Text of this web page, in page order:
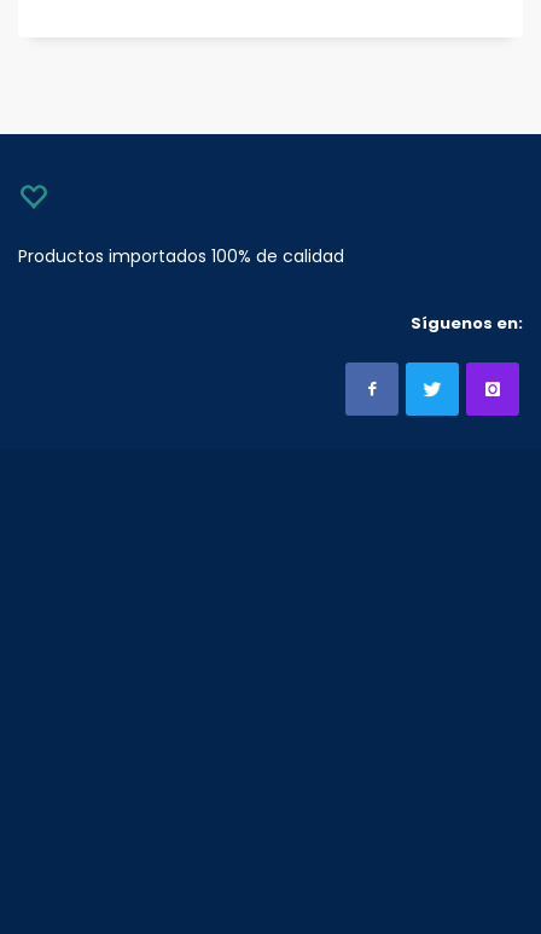
Productos importados 100% de calidad
Síguenos en: